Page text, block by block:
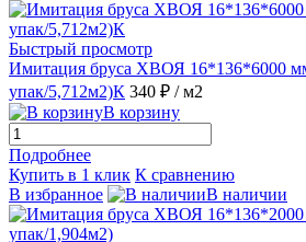
Быстрый просмотр
Имитация бруса ХВОЯ 16*136*6000
упак/5,712м2)К 340 ₽ / м2
В корзину
Подробнее
Купить в 1 клик К сравнению
В избранное
В наличии